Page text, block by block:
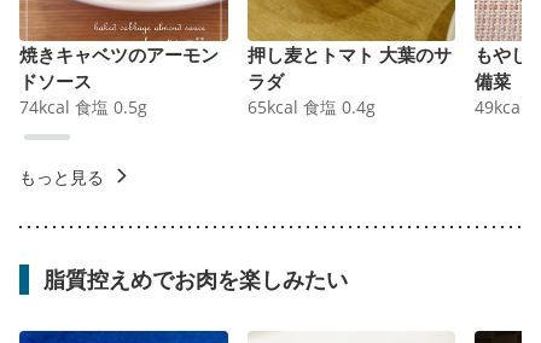
焼きキャベツのアーモン
ドソース
74kcal 食塩 0.5g
押し麦とトマト 大葉のサ
ラダ
65kcal 食塩 0.4g
もやし
備菜
49kcal
もっと見る
脂質控えめでお肉を楽しみたい